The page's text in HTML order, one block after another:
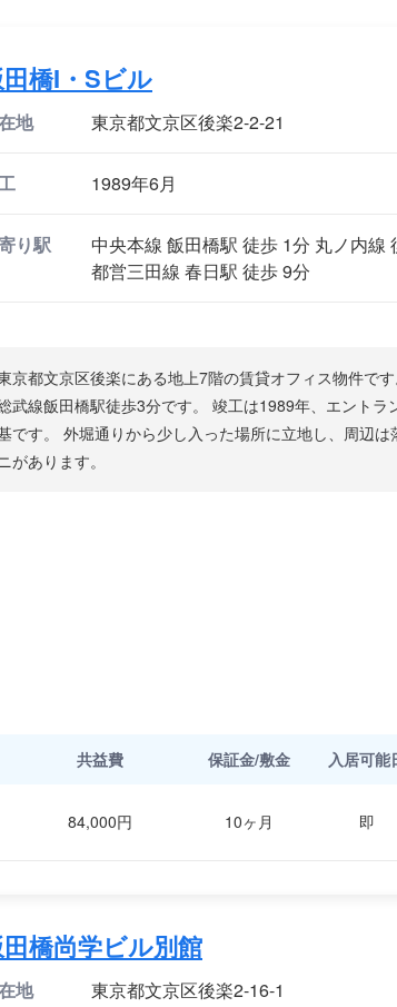
橋I・Sビル
地 東京都文京区後楽2-2-21
1989年6月
り駅
中央本線 飯田橋駅 徒歩 1分 丸ノ内線
都営三田線 春日駅 徒歩 9分
京都文京区後楽にある地上7階の賃貸オフィス物件で
武線飯田橋駅徒歩3分です。 竣工は1989年、エント
です。 外堀通りから少し入った場所に立地し、周辺
があります。
共益費 保証金/敷金 入居可能
84,000円 10ヶ月 即
橋尚学ビル別館
地 東京都文京区後楽2-16-1